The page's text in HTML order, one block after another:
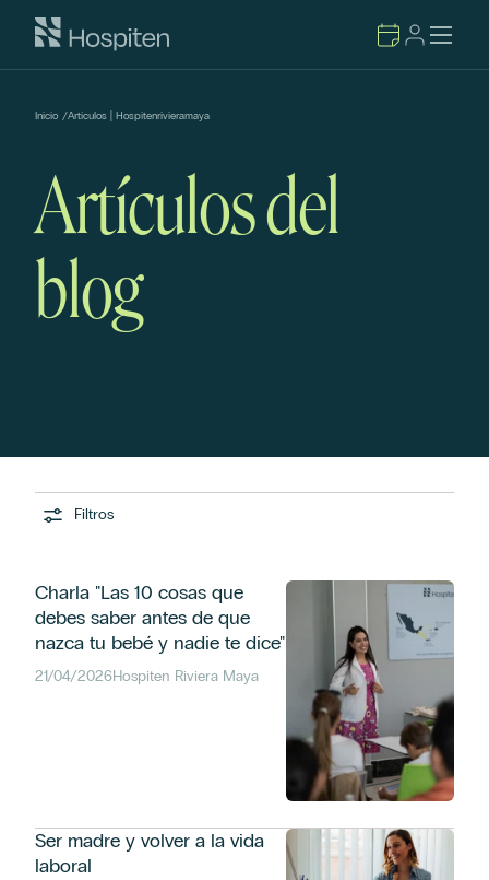
Inicio /Artículos | Hospitenrivieramaya
Artículos del
blog
Filtros
Charla "Las 10 cosas que
debes saber antes de que
nazca tu bebé y nadie te dice"
21/04/2026Hospiten Riviera Maya
Ser madre y volver a la vida
laboral